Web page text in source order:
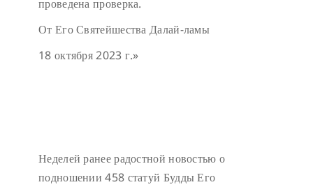
проведена проверка.
От Его Святейшества Далай-ламы
18 октября 2023 г.»
Неделей ранее радостной новостью о
подношении 458 статуй Будды Его